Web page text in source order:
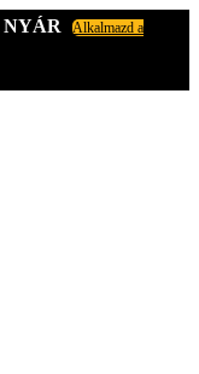
NYÁR
Alkalmazd a